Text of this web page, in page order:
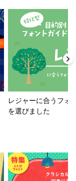
レジャーに合うフォ
を選びました